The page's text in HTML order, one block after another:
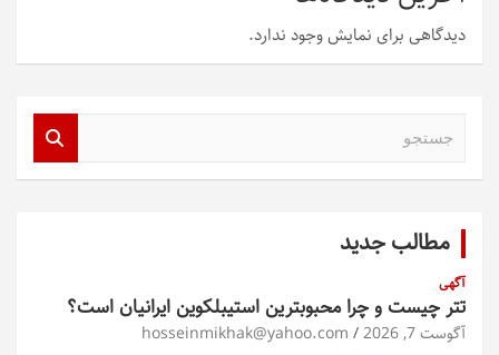
دیدگاهی برای نمایش وجود ندارد.
مطالب جدید
آگهی
تتر چیست و چرا محبوبترین استیبلکوین ایرانیان است؟
آگوست 7, 2026 hosseinmikhak@yahoo.com